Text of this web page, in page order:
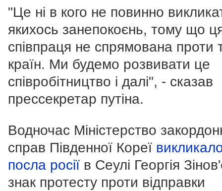
"Це ні в кого не повинно
якихось занепокоєнь, тому що
співпраця не спрямована проти
країн. Ми будемо розвивати це
співробітництво і далі", - сказав
прессекретар путіна.
Водночас Міністерство
справ Південної Кореї
посла росії в Сеулі Георгія
знак протесту проти відправки